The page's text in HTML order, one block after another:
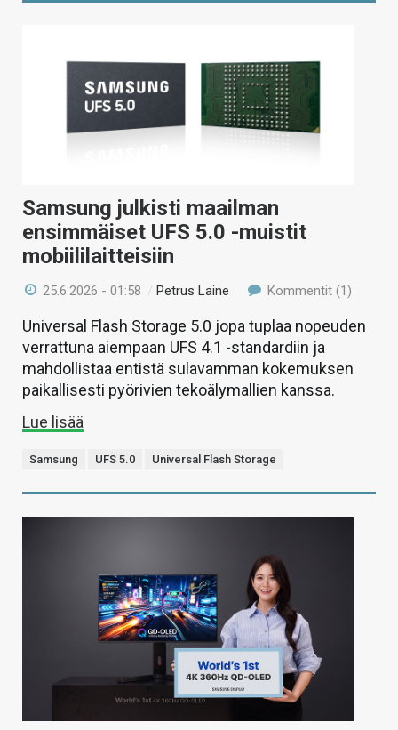
Samsung julkisti maailman
ensimmäiset UFS 5.0 -muistit
mobiililaitteisiin
25.6.2026 - 01:58 /Petrus Laine Kommentit (1)
Universal Flash Storage 5.0 jopa tuplaa nopeuden
verrattuna aiempaan UFS 4.1 -standardiin ja
mahdollistaa entistä sulavamman kokemuksen
paikallisesti pyörivien tekoälymallien kanssa.
Lue lisää
Samsung UFS 5.0 Universal Flash Storage